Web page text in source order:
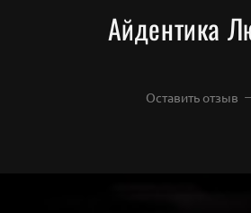
Айдентика
Оставить отзыв